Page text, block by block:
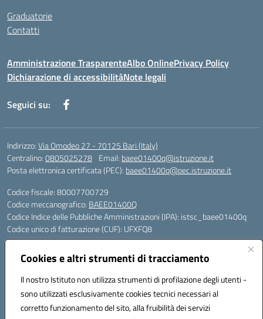
Cookies e altri strumenti di tracciamento
Il nostro Istituto non utilizza strumenti di profilazione degli utenti -
sono utilizzati esclusivamente cookies tecnici necessari al
corretto funzionamento del sito, alla fruibilità dei servizi
Graduatorie
Contatti
Amministrazione TrasparenteAlbo OnlinePrivacy Policy
Dichiarazione di accessibilitàNote legali
Seguici su:
Indirizzo:Via Omodeo 27 - 70125 Bari (Italy)
Centralino:0805025278 Email: baee01400q@istruzione.it
Posta elettronica certificata (PEC): baee01400q@pec.istruzione.it
Codice fiscale: 80007700729
Codice meccanografico: BAEE01400Q
Codice Indice delle Pubbliche Amministrazioni (IPA): istsc_baee01400q
Codice unico di fatturazione (CUF): UFXFQ8
BAEE01401R - Plesso Iqbal - scuola primaria - via Omodeo 27 - tel. 080.
5025278
BAEE01404 X - Plesso Gandhi - scuola primaria - via Celso Ulpiani 1 -
tel. 080.5569487
BAAA01402L - Plesso DonTonino Bello - scuola dell'infanzia - via Celso